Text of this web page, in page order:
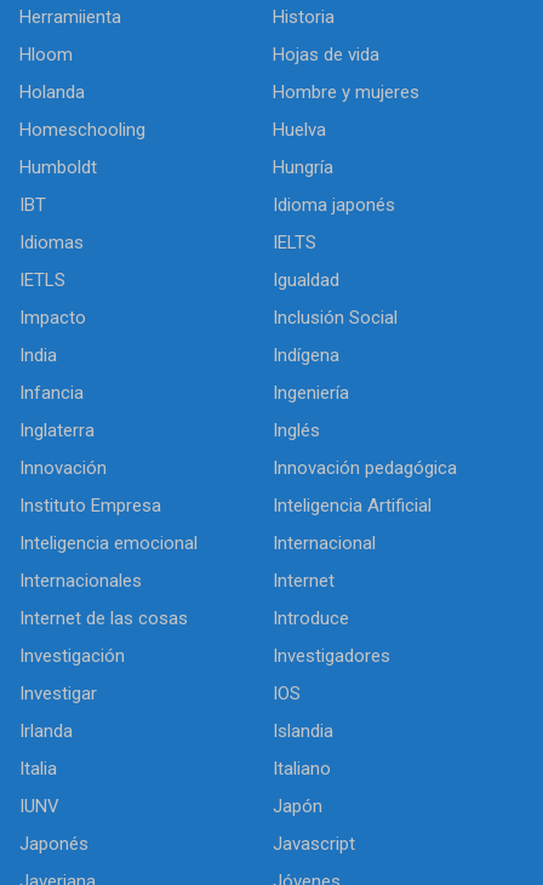
Herramiienta
Historia
Hloom
Hojas de vida
Holanda
Hombre y mujeres
Homeschooling
Huelva
Humboldt
Hungría
IBT
Idioma japonés
Idiomas
IELTS
IETLS
Igualdad
Impacto
Inclusión Social
India
Indígena
Infancia
Ingeniería
Inglaterra
Inglés
Innovación
Innovación pedagógica
Instituto Empresa
Inteligencia Artificial
Inteligencia emocional
Internacional
Internacionales
Internet
Internet de las cosas
Introduce
Investigación
Investigadores
Investigar
IOS
Irlanda
Islandia
Italia
Italiano
IUNV
Japón
Japonés
Javascript